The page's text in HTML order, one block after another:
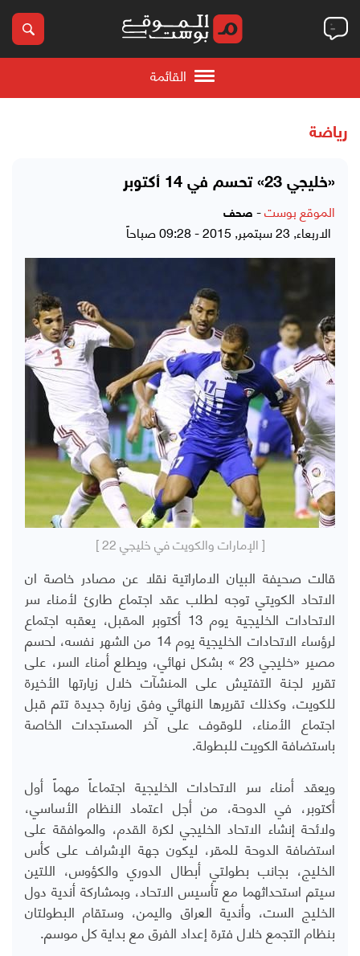
القائمة
رياضة
«خليجي 23» تحسم في 14 أكتوبر
الموقع بوست- صحف
الاربعاء, 23 سبتمبر, 2015 - 09:28 صباحاً
[ الإمارات والكويت في خليجي 22 ]
قالت صحيفة البيان الاماراتية نقلا عن مصادر خاصة ان
الاتحاد الكويتي توجه لطلب عقد اجتماع طارئ لأمناء سر
الاتحادات الخليجية يوم 13 أكتوبر المقبل، يعقبه اجتماع
لرؤساء الاتحادات الخليجية يوم 14 من الشهر نفسه، لحسم
مصير «خليجي 23 » بشكل نهائي، ويطلع أمناء السر، على
تقرير لجنة التفتيش على المنشآت خلال زيارتها الأخيرة
للكويت، وكذلك تقريرها النهائي وفق زيارة جديدة تتم قبل
اجتماع الأمناء، للوقوف على آخر المستجدات الخاصة
باستضافة الكويت للبطولة.
ويعقد أمناء سر الاتحادات الخليجية اجتماعاً مهماً أول
أكتوبر، في الدوحة، من أجل اعتماد النظام الأساسي،
ولائحة إنشاء الاتحاد الخليجي لكرة القدم، والموافقة على
استضافة الدوحة للمقر، ليكون جهة الإشراف على كأس
الخليج، بجانب بطولتي أبطال الدوري والكؤوس، اللتين
سيتم استحداثهما مع تأسيس الاتحاد، وبمشاركة أندية دول
الخليج الست، وأندية العراق واليمن، وستقام البطولتان
بنظام التجمع خلال فترة إعداد الفرق مع بداية كل موسم.